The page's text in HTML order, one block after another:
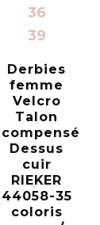
36
39
Derbies
femme
Velcro
Talon
compensé
Dessus
cuir
RIEKER
44058-35
coloris